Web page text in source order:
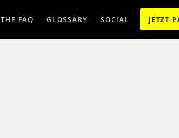
THE FÄQ GLOSSÄRY SOCIAL JETZT